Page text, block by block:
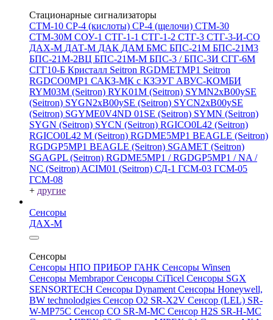
Стационарные сигнализаторы
СТМ-10 СР-4 (кислоты) СР-4 (щелочи) СТМ-30
СТМ-30М СОУ-1 СТГ-1-1 СТГ-1-2 СТГ-3 СТГ-3-И-CO
ДАХ-М ДАТ-М ДАК ДАМ БМС БПС-21М БПС-21М3
БПС-21М-2ВЦ БПС-21М-М БПС-3 / БПС-3И СГГ-6М
СГГ10-Б Кристалл Seitron RGDMETMP1 Seitron
RGDCO0MP1 САКЗ-МК с КЗЭУГ АВУС-КОМБИ
RYM03M (Seitron) RYK01M (Seitron) SYMN2хB00ySE
(Seitron) SYGN2xB00ySE (Seitron) SYCN2xB00ySE
(Seitron) SGYME0V4ND 01SE (Seitron) SYMN (Seitron)
SYGN (Seitron) SYCN (Seitron) RGICO0L42 (Seitron)
RGICO0L42 M (Seitron) RGDME5MP1 BEAGLE (Seitron)
RGDGP5MP1 BEAGLE (Seitron) SGAMET (Seitron)
SGAGPL (Seitron) RGDME5MP1 / RGDGP5MP1 / NA /
NC (Seitron) ACIM01 (Seitron) СД-1 ГСМ-03 ГСМ-05
ГСМ-08
+ другие
Сенсоры
ДАХ-М
Сенсоры
Сенсоры НПО ПРИБОР ГАНК Сенсоры Winsen
Сенсоры MembraporСенсоры CiTicel Сенсоры SGX
SENSORTECH Сенсоры Dynament Сенсоры Honeywell,
BW technolodgies Сенсор O2 SR-X2V Сенсор (LEL) SR-
W-MP75C Сенсор CO SR-M-MC Сенсор H2S SR-H-MC